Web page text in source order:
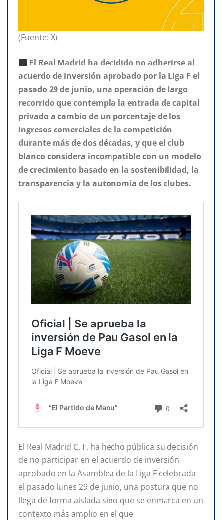
(Fuente: X)
El Real Madrid ha decidido no adherirse al
acuerdo de inversión aprobado por la Liga F el
pasado 29 de junio, una operación de largo
recorrido que contempla la entrada de capital
privado a cambio de un porcentaje de los
ingresos comerciales de la competición
durante más de dos décadas, y que el club
blanco considera incompatible con un modelo
de crecimiento basado en la sostenibilidad, la
transparencia y la autonomía de los clubes.
El Real Madrid C. F. ha hecho pública su decisión
de no participar en el acuerdo de inversión
aprobado en la Asamblea de la Liga F celebrada
el pasado lunes 29 de junio, una postura que no
llega de forma aislada sino que se enmarca en un
contexto más amplio en el que